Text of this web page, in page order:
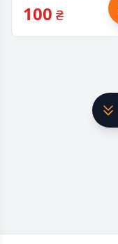
100 ₴
Footer